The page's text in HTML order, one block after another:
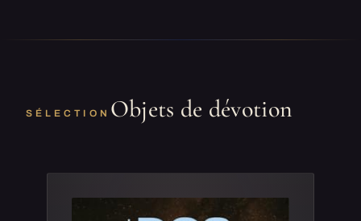
SÉLECTION Objets de dévotion